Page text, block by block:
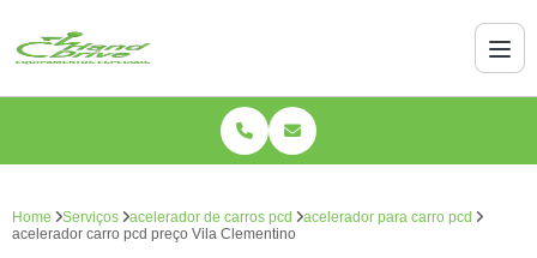
Home Serviços acelerador de carros pcd
acelerador para carro pcd
acelerador carro pcd preço Vila Clementino